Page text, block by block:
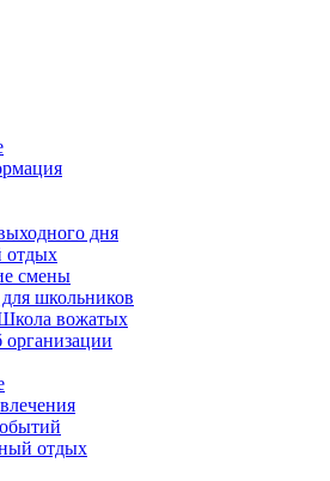
дня
отдых
смены
школьников
вожатых
организации
отдых